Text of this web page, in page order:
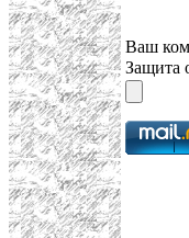
Ваш
Защита